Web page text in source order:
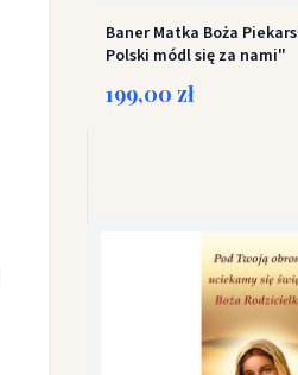
Baner Matka Boża
Polski módl się za nami"
199,00 zł